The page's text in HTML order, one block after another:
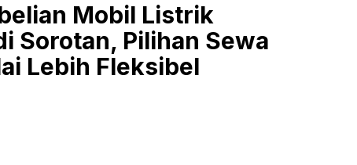
Mobil Listrik
Sorotan, Pilihan Sewa
Lebih Fleksibel